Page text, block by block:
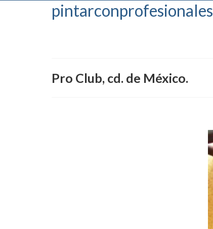
pintarconprofesionales
Pro Club, cd. de México.